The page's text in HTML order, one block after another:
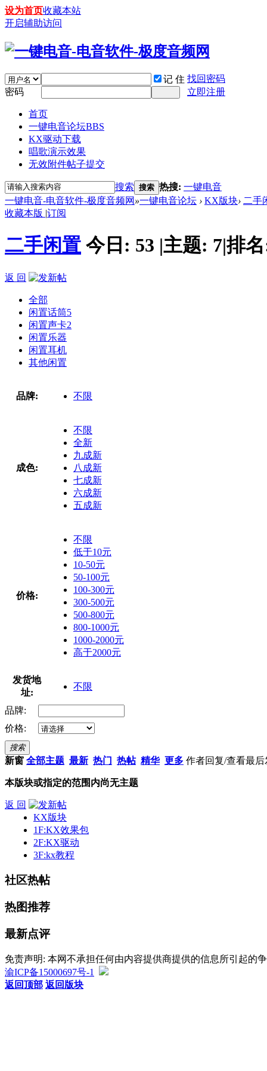
设为首页收藏本站
开启辅助访问
记 住 找回密码
密码
立即注册
首页
一键电音论坛BBS
KX驱动下载
唱歌演示效果
无效附件帖子提交
搜索 搜索 热搜: 一键电音
一键电音-电音软件-极度音频网 »一键电音论坛 › KX版块› 二手
收藏本版 |订阅
二手闲置 今日: 53 |主题: 7|排
返 回
全部
闲置话筒5
闲置声卡2
闲置乐器
闲置耳机
其他闲置
品牌: 不限
成色:
不限
全新
九成新
八成新
七成新
六成新
五成新
价格:
不限
低于10元
10-50元
50-100元
100-300元
300-500元
500-800元
800-1000元
1000-2000元
高于2000元
发货地
址:
不限
品牌:
价格:
搜索
新窗 全部主题 最新 热门 热帖 精华 更多 作者回复/查看最后
本版块或指定的范围内尚无主题
返 回
KX版块
1F:KX效果包
2F:KX驱动
3F:kx教程
社区热帖
热图推荐
最新点评
免责声明: 本网不承担任何由内容提供商提供的信息所引起的
渝ICP备15000697号-1
返回顶部 返回版块